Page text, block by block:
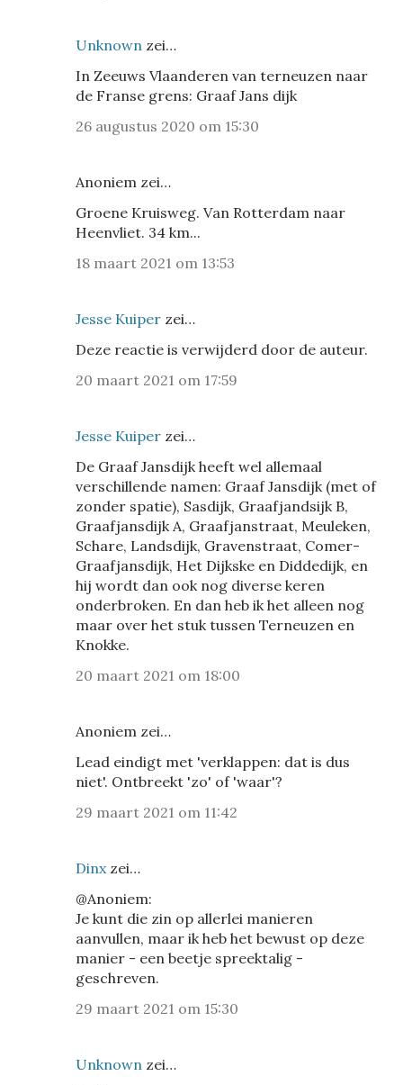
Unknown zei…
In Zeeuws Vlaanderen van terneuzen naar
de Franse grens: Graaf Jans dijk
26 augustus 2020 om 15:30
Anoniem zei…
Groene Kruisweg. Van Rotterdam naar
Heenvliet. 34 km...
18 maart 2021 om 13:53
Jesse Kuiper zei…
Deze reactie is verwijderd door de auteur.
20 maart 2021 om 17:59
Jesse Kuiper zei…
De Graaf Jansdijk heeft wel allemaal
verschillende namen: Graaf Jansdijk (met of
zonder spatie), Sasdijk, Graafjandsijk B,
Graafjansdijk A, Graafjanstraat, Meuleken,
Schare, Landsdijk, Gravenstraat, Comer-
Graafjansdijk, Het Dijkske en Diddedijk, en
hij wordt dan ook nog diverse keren
onderbroken. En dan heb ik het alleen nog
maar over het stuk tussen Terneuzen en
Knokke.
20 maart 2021 om 18:00
Anoniem zei…
Lead eindigt met 'verklappen: dat is dus
niet'. Ontbreekt 'zo' of 'waar'?
29 maart 2021 om 11:42
Dinxzei…
@Anoniem:
Je kunt die zin op allerlei manieren
aanvullen, maar ik heb het bewust op deze
manier - een beetje spreektalig -
geschreven.
29 maart 2021 om 15:30
Unknown zei…